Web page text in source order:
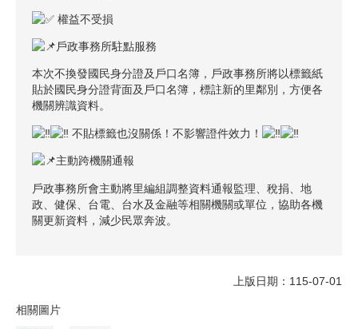
權益不受損
戶政事務所駐點服務
本次不換發國民身分證及戶口名簿，戶政事務所將以標籤紙
貼於國民身分證背面及戶口名簿，標註新的里鄰別，方便各
機關辨識資料。
不貼標籤也沒關係！不影響證件效力！
主動跨機關通報
戶政事務所會主動將里編組調整資料通報監理、稅捐、地
政、健保、台電、台水及金融等相關機關或單位，協助各機
關更新資料，減少民眾奔波。
上版日期：115-07-01
相關圖片